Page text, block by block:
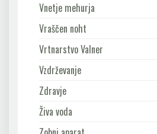
Vnetje mehurja
Vraščen noht
Vrtnarstvo Valner
Vzdrževanje
Zdravje
Živa voda